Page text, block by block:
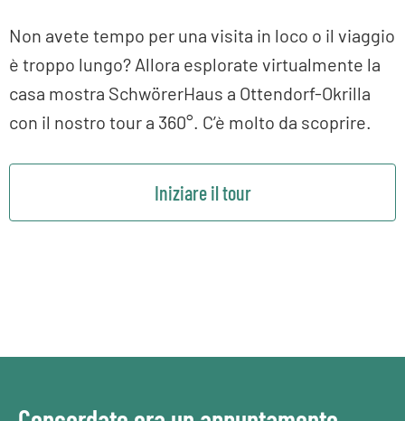
Non avete tempo per una visita in loco o il viaggio
è troppo lungo? Allora esplorate virtualmente la
casa mostra SchwörerHaus a Ottendorf-Okrilla
con il nostro tour a 360°. C’è molto da scoprire.
Iniziare il tour